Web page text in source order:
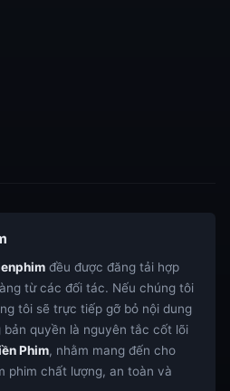
đều được đăng tải hợp
từ các đối tác. Nếu chúng tôi
tôi sẽ trực tiếp gỡ bỏ nội dung
quyền là nguyên tắc cốt lõi
Phim, nhằm mang đến cho
phim chất lượng, an toàn và